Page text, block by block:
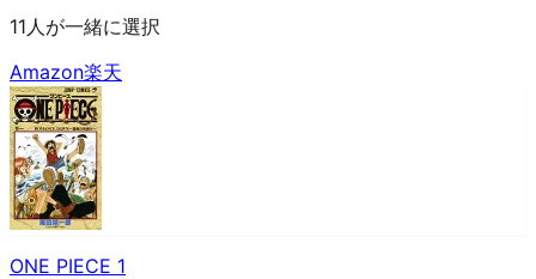
11人が一緒に選択
Amazon楽天
ONE PIECE 1